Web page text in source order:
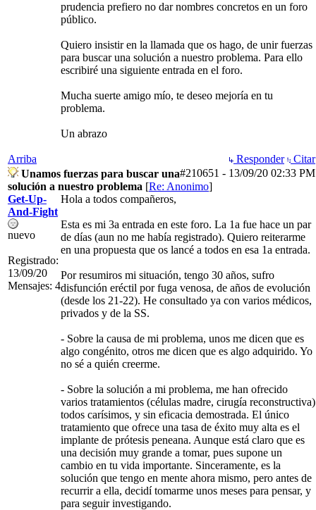
prudencia prefiero no dar nombres concretos en un foro
público.
Quiero insistir en la llamada que os hago, de unir fuerzas
para buscar una solución a nuestro problema. Para ello
escribiré una siguiente entrada en el foro.
Mucha suerte amigo mío, te deseo mejoría en tu
problema.
Un abrazo
Arriba Responder
Citar
#210651 - 13/09/20 02:33 PM
Unamos fuerzas para buscar una
solución a nuestro problema [Re: Anonimo]
Get-Up-
And-Fight
nuevo
Registrado:
13/09/20
Mensajes: 4
Hola a todos compañeros,
Esta es mi 3a entrada en este foro. La 1a fue hace un par
de días (aun no me había registrado). Quiero reiterarme
en una propuesta que os lancé a todos en esa 1a entrada.
Por resumiros mi situación, tengo 30 años, sufro
disfunción eréctil por fuga venosa, de años de evolución
(desde los 21-22). He consultado ya con varios médicos,
privados y de la SS.
- Sobre la causa de mi problema, unos me dicen que es
algo congénito, otros me dicen que es algo adquirido. Yo
no sé a quién creerme.
- Sobre la solución a mi problema, me han ofrecido
varios tratamientos (células madre, cirugía reconstructiva)
todos carísimos, y sin eficacia demostrada. El único
tratamiento que ofrece una tasa de éxito muy alta es el
implante de prótesis peneana. Aunque está claro que es
una decisión muy grande a tomar, pues supone un
cambio en tu vida importante. Sinceramente, es la
solución que tengo en mente ahora mismo, pero antes de
recurrir a ella, decidí tomarme unos meses para pensar, y
para seguir investigando.